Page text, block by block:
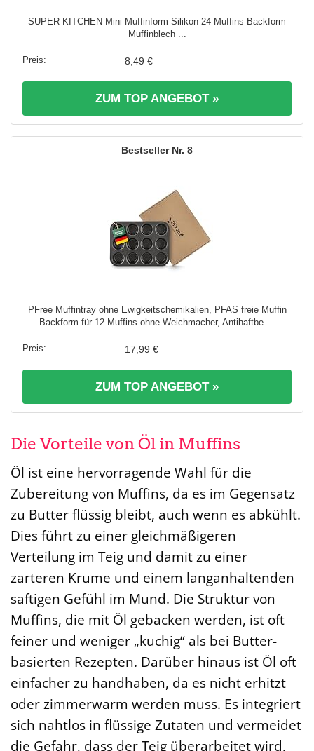
SUPER KITCHEN Mini Muffinform Silikon 24 Muffins Backform
Muffinblech ...
8,49 €
ZUM TOP ANGEBOT »
8
PFree Muffintray ohne Ewigkeitschemikalien, PFAS freie Muffin
Backform für 12 Muffins ohne Weichmacher, Antihaftbe ...
17,99 €
ZUM TOP ANGEBOT »
Die Vorteile von Öl in Muffins
Öl ist eine hervorragende Wahl für die
Zubereitung von Muffins, da es im Gegensatz
zu Butter flüssig bleibt, auch wenn es abkühlt.
Dies führt zu einer gleichmäßigeren
Verteilung im Teig und damit zu einer
zarteren Krume und einem langanhaltenden
saftigen Gefühl im Mund. Die Struktur von
Muffins, die mit Öl gebacken werden, ist oft
feiner und weniger „kuchig“ als bei Butter-
basierten Rezepten. Darüber hinaus ist Öl oft
einfacher zu handhaben, da es nicht erhitzt
oder zimmerwarm werden muss. Es integriert
sich nahtlos in flüssige Zutaten und vermeidet
die Gefahr, dass der Teig überarbeitet wird,